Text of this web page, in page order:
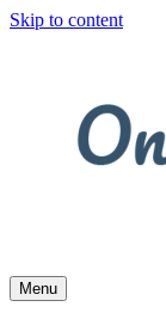
Skip to content
Menu